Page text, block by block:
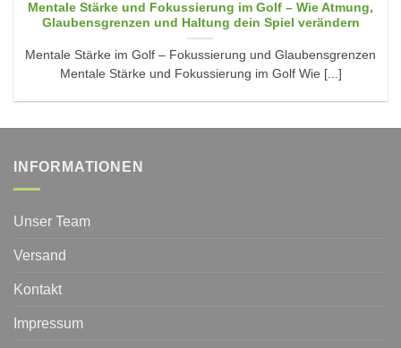
Mentale Stärke und Fokussierung im Golf – Wie Atmung,
Glaubensgrenzen und Haltung dein Spiel verändern
Mentale Stärke im Golf – Fokussierung und Glaubensgrenzen
Mentale Stärke und Fokussierung im Golf Wie [...]
INFORMATIONEN
Unser Team
Versand
Kontakt
Impressum